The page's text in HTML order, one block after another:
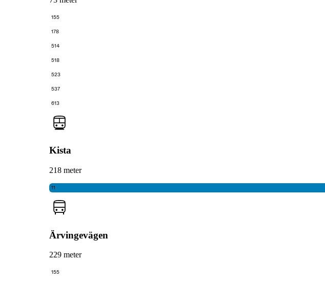
155
178
514
518
523
537
613
Kista
218 meter
11
Ärvingevägen
229 meter
155